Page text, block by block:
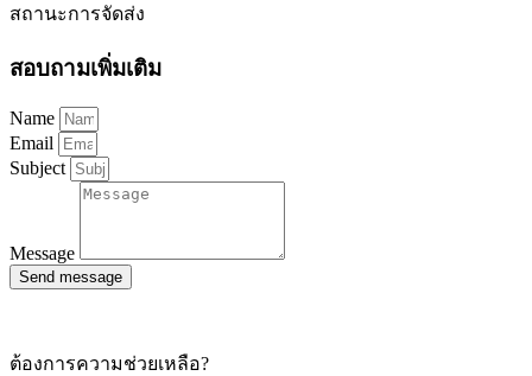
สถานะการจัดส่ง
สอบถามเพิ่มเติม
Name
Email
Subject
Message
Send message
ต้องการความช่วยเหลือ?